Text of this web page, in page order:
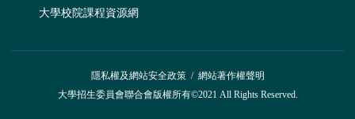
大學校院課程資源網
隱私權及網站安全政策/ 網站著作權聲明
大學招生委員會聯合會版權所有©2021 All Rights Reserved.